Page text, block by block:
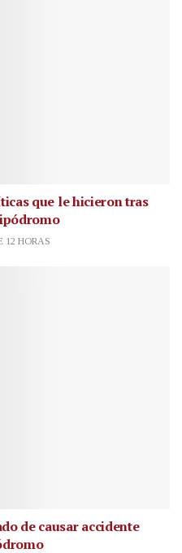
que le hicieron tras
12 HORAS
de causar accidente